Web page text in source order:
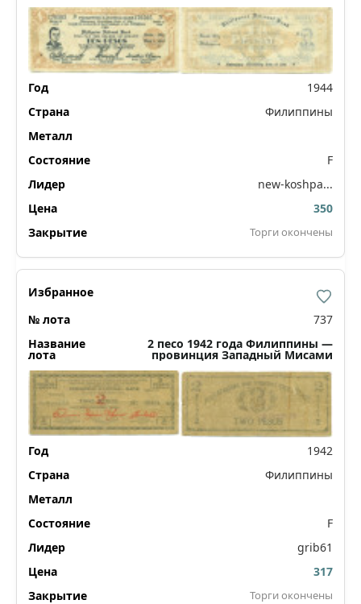
1944
Филиппины
F
new-koshpa...
350
Торги окончены
737
2 песо 1942 года Филиппины —
провинция Западный Мисами
1942
Филиппины
F
grib61
317
Торги окончены